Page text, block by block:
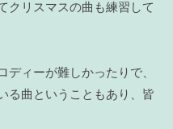
クリスマスの曲も練習して
ィーが難しかったりで、
る曲ということもあり、皆